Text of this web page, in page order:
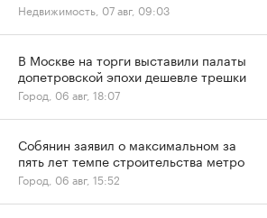
Недвижимость, 07 авг, 09:03
В Москве на торги выставили палаты
допетровской эпохи дешевле трешки
Город, 06 авг, 18:07
Собянин заявил о максимальном за
пять лет темпе строительства метро
Город, 06 авг, 15:52